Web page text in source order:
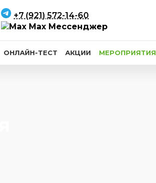
+7 (921) 572-14-60
Max Мессенджер
ОНЛАЙН-ТЕСТ АКЦИИ МЕРОПРИЯТИЯ